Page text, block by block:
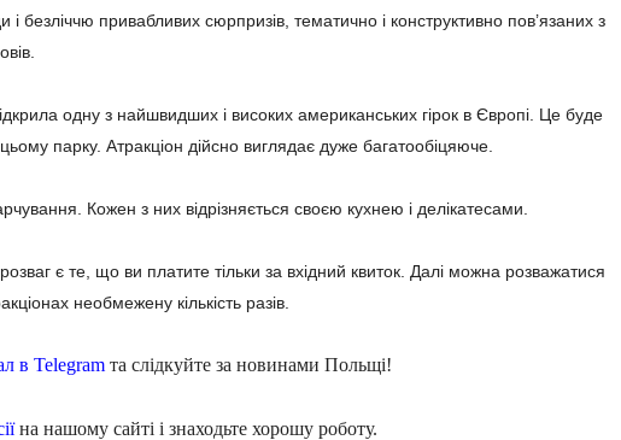
і безліччю привабливих сюрпризів, тематично і конструктивно пов’язаних з
одну з найшвидших і високих американських гірок в Європі. Це буде
парку. Атракціон дійсно виглядає дуже багатообіцяюче.
Кожен з них відрізняється своєю кухнею і делікатесами.
є те, що ви платите тільки за вхідний квиток. Далі можна розважатися
необмежену кількість разів.
в Telegram та слідкуйте за новинами Польщі!
на нашому сайті і знаходьте хорошу роботу.